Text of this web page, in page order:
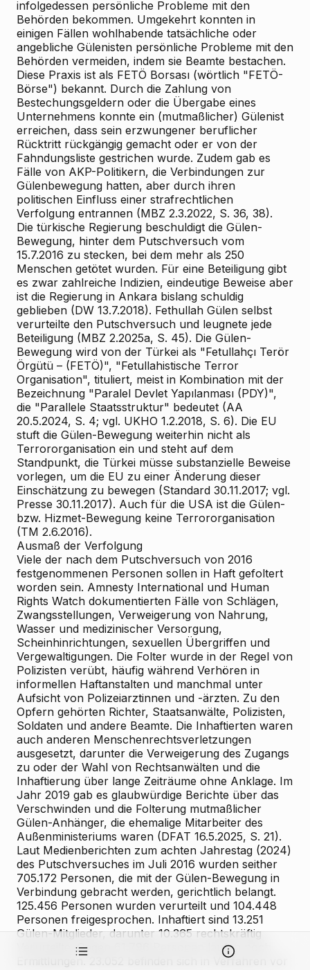
infolgedessen persönliche Probleme mit den
Behörden bekommen. Umgekehrt konnten in
einigen Fällen wohlhabende tatsächliche oder
angebliche Gülenisten persönliche Probleme mit den
Behörden vermeiden, indem sie Beamte bestachen.
Diese Praxis ist als FETÖ Borsası (wörtlich "FETÖ-
Börse") bekannt. Durch die Zahlung von
Bestechungsgeldern oder die Übergabe eines
Unternehmens konnte ein (mutmaßlicher) Gülenist
erreichen, dass sein erzwungener beruflicher
Rücktritt rückgängig gemacht oder er von der
Fahndungsliste gestrichen wurde. Zudem gab es
Fälle von AKP-Politikern, die Verbindungen zur
Gülenbewegung hatten, aber durch ihren
politischen Einfluss einer strafrechtlichen
Verfolgung entrannen (MBZ 2.3.2022, S. 36, 38).
Die türkische Regierung beschuldigt die Gülen-
Bewegung, hinter dem Putschversuch vom
15.7.2016 zu stecken, bei dem mehr als 250
Menschen getötet wurden. Für eine Beteiligung gibt
es zwar zahlreiche Indizien, eindeutige Beweise aber
ist die Regierung in Ankara bislang schuldig
geblieben (DW 13.7.2018). Fethullah Gülen selbst
verurteilte den Putschversuch und leugnete jede
Beteiligung (MBZ 2.2025a, S. 45). Die Gülen-
Bewegung wird von der Türkei als "Fetullahçı Terör
Örgütü – (FETÖ)", "Fetullahistische Terror
Organisation", tituliert, meist in Kombination mit der
Bezeichnung "Paralel Devlet Yapılanması (PDY)",
die "Parallele Staatsstruktur" bedeutet (AA
20.5.2024, S. 4; vgl. UKHO 1.2.2018, S. 6). Die EU
stuft die Gülen-Bewegung weiterhin nicht als
Terrororganisation ein und steht auf dem
Standpunkt, die Türkei müsse substanzielle Beweise
vorlegen, um die EU zu einer Änderung dieser
Einschätzung zu bewegen (Standard 30.11.2017; vgl.
Presse 30.11.2017). Auch für die USA ist die Gülen-
bzw. Hizmet-Bewegung keine Terrororganisation
(TM 2.6.2016).
Ausmaß der Verfolgung
Viele der nach dem Putschversuch von 2016
festgenommenen Personen sollen in Haft gefoltert
worden sein. Amnesty International und Human
Rights Watch dokumentierten Fälle von Schlägen,
Zwangsstellungen, Verweigerung von Nahrung,
Wasser und medizinischer Versorgung,
Scheinhinrichtungen, sexuellen Übergriffen und
Vergewaltigungen. Die Folter wurde in der Regel von
Polizisten verübt, häufig während Verhören in
informellen Haftanstalten und manchmal unter
Aufsicht von Polizeiarztinnen und -ärzten. Zu den
Opfern gehörten Richter, Staatsanwälte, Polizisten,
Soldaten und andere Beamte. Die Inhaftierten waren
auch anderen Menschenrechtsverletzungen
ausgesetzt, darunter die Verweigerung des Zugangs
zu oder der Wahl von Rechtsanwälten und die
Inhaftierung über lange Zeiträume ohne Anklage. Im
Jahr 2019 gab es glaubwürdige Berichte über das
Verschwinden und die Folterung mutmaßlicher
Gülen-Anhänger, die ehemalige Mitarbeiter des
Außenministeriums waren (DFAT 16.5.2025, S. 21).
Laut Medienberichten zum achten Jahrestag (2024)
des Putschversuches im Juli 2016 wurden seither
705.172 Personen, die mit der Gülen-Bewegung in
Verbindung gebracht werden, gerichtlich belangt.
125.456 Personen wurden verurteilt und 104.448
Personen freigesprochen. Inhaftiert sind 13.251
Gülen-Mitglieder, darunter 10.365 rechtskräftig
Verurteilte. Gegen 61.796 Personen laufen noch
Ermittlungen. 23.052 befinden sich in Verfahren vor